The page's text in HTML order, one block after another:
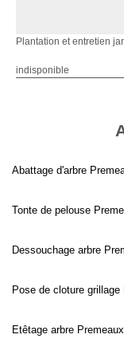
Plantation et entretien
indisponible
Abattage d'arbre
Tonte de pelouse
Dessouchage arbre
Pose de cloture
Etêtage arbre